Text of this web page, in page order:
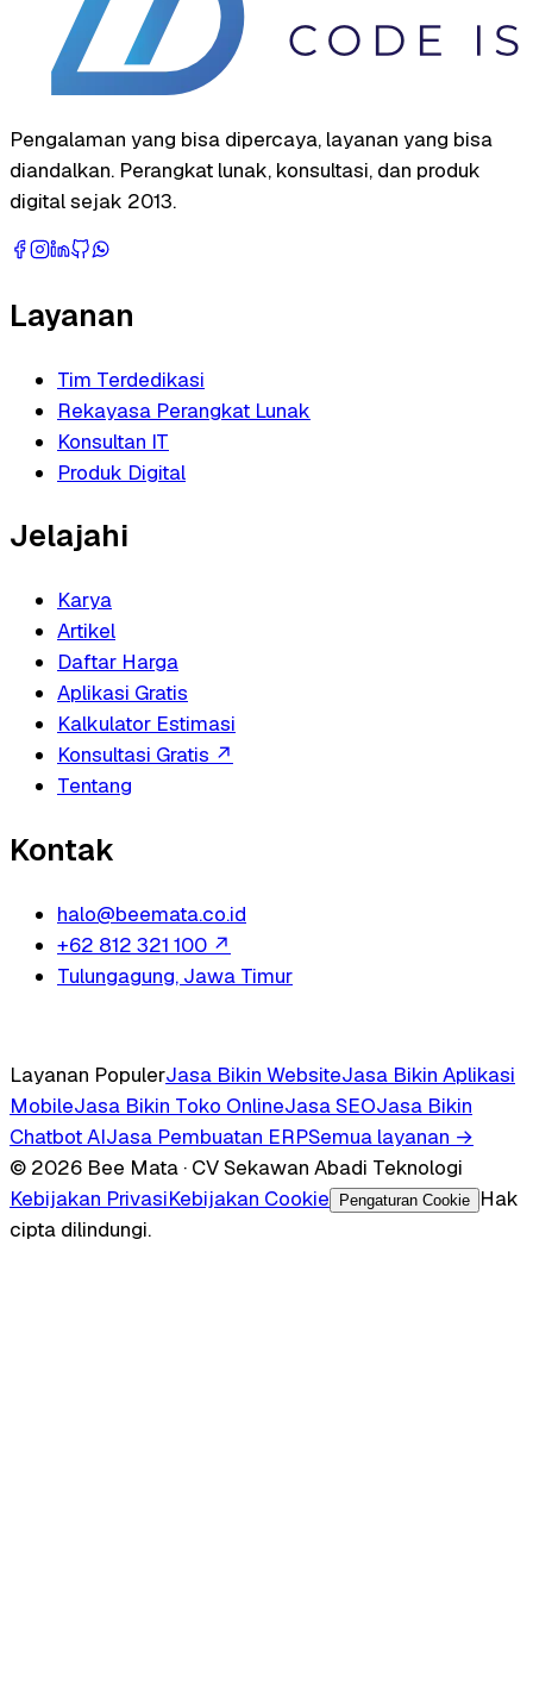
Pengalaman yang bisa dipercaya, layanan yang bisa
diandalkan. Perangkat lunak, konsultasi, dan produk
digital sejak 2013.
Layanan
Tim Terdedikasi
Rekayasa Perangkat Lunak
Konsultan IT
Produk Digital
Jelajahi
Karya
Artikel
Daftar Harga
Aplikasi Gratis
Kalkulator Estimasi
Konsultasi Gratis ↗
Tentang
Kontak
halo@beemata.co.id
+62 812 321 100 ↗
Tulungagung, Jawa Timur
Layanan PopulerJasa Bikin WebsiteJasa Bikin Aplikasi
MobileJasa Bikin Toko OnlineJasa SEOJasa Bikin
Chatbot AIJasa Pembuatan ERPSemua layanan →
© 2026 Bee Mata · CV Sekawan Abadi Teknologi
Kebijakan PrivasiKebijakan Cookie Pengaturan Cookie
Hak
cipta dilindungi.